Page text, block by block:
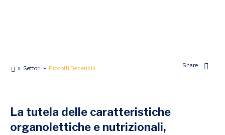
Settori Prodotti Deperibili Share
La tutela delle caratteristiche
organolettiche e nutrizionali,